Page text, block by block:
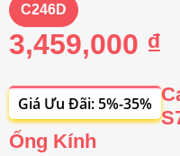
C246D
3,459,000 ₫
Giá Ưu Đãi: 5%-35%
Ống Kính